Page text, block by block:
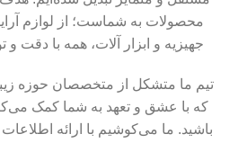
محصولات به شماست؛ از لوازم
جهیزیه و ابزار آلات، همه با دقت و
تیم ما متشکل از متخصصان حوزه
که با عشق و تعهد به شما کمک
باشید. ما می‌کوشیم با ارائه